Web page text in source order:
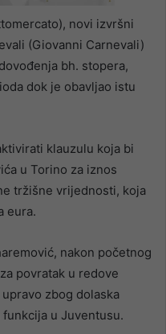
novi izvršni
(Giovanni Carnevali)
bh. stopera,
dok je obavljao istu
klauzulu koja bi
u Torino za iznos
tržišne vrijednosti, koja
eura.
nakon početnog
povratak u redove
zbog dolaska
u Juventusu.